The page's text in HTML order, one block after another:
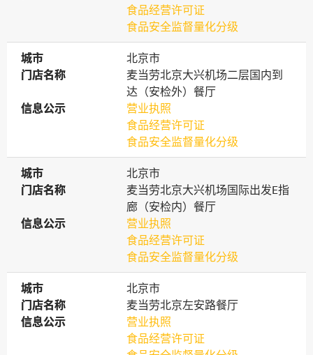
食品经营许可证
食品安全监督量化分级
城市
城市
北京市
门店名称
门店名称
麦当劳北京大兴机场二层国内到
达（安检外）餐厅
信息公示
信息公示
营业执照
食品经营许可证
食品安全监督量化分级
城市
城市
北京市
门店名称
门店名称
麦当劳北京大兴机场国际出发E指
廊（安检内）餐厅
信息公示
信息公示
营业执照
食品经营许可证
食品安全监督量化分级
城市
城市
北京市
门店名称
门店名称
麦当劳北京左安路餐厅
信息公示
信息公示
营业执照
食品经营许可证